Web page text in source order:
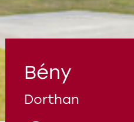
Questions
Bény
Dorthan